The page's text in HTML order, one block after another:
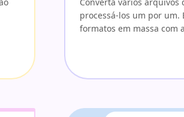
processá-los um por
formatos em massa com